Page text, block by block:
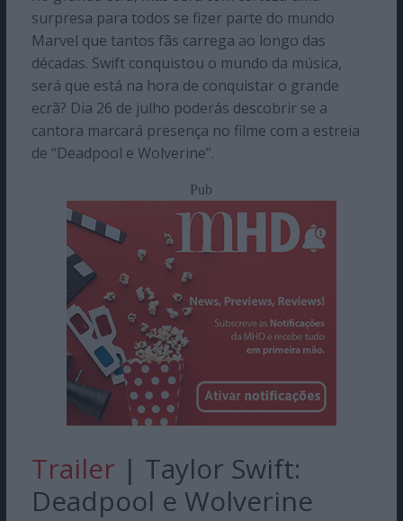
surpresa para todos se fizer parte do mundo
Marvel que tantos fãs carrega ao longo das
décadas. Swift conquistou o mundo da música,
será que está na hora de conquistar o grande
ecrã? Dia 26 de julho poderás descobrir se a
cantora marcará presença no filme com a estreia
de “Deadpool e Wolverine”.
Pub
Trailer | Taylor Swift:
Deadpool e Wolverine